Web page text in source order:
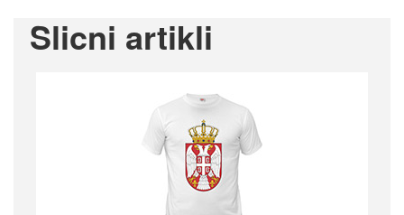
Slicni artikli